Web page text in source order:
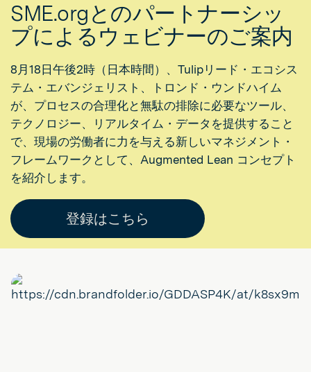
SME.orgとのパートナーシッ
プによるウェビナーのご案内
8月18日午後2時（日本時間）、Tulipリード・エコシス
テム・エバンジェリスト、トロンド・ウンドハイム
が、プロセスの合理化と無駄の排除に必要なツール、
テクノロジー、リアルタイム・データを提供すること
で、現場の労働者に力を与える新しいマネジメント・
フレームワークとして、Augmented Lean コンセプト
を紹介します。
登録はこちら